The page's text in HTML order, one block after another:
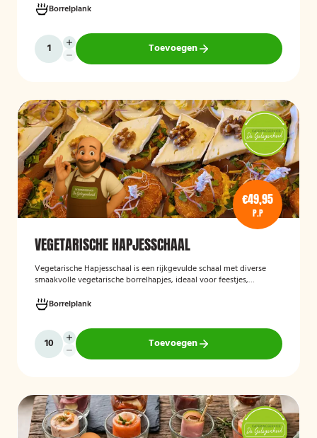
groenten, crostini’s en andere smaakvolle borrelhapjes die direct
serveerklaar zijn voor een feest, borrel of bijeenkomst.
Borrelplank
Toevoegen
€49,95
P.P
VEGETARISCHE HAPJESSCHAAL
Vegetarische Hapjesschaal is een rijkgevulde schaal met diverse
smaakvolle vegetarische borrelhapjes, ideaal voor feestjes,
een gevarieerde selectie van vegetarische lekkernijen die direct
klaar zijn om te serveren en geschikt zijn voor gasten die bewust of
volledig vegetarisch eten.
Borrelplank
Toevoegen